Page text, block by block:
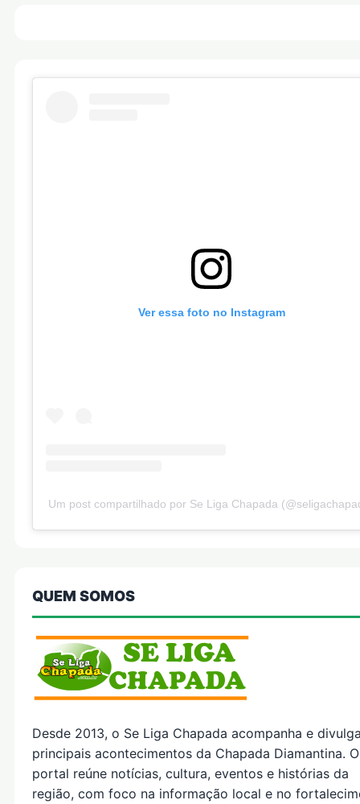
Ver essa foto no Instagram
Um post compartilhado por Se Liga Chapada
QUEM SOMOS
Desde 2013, o Se Liga Chapada acompanha e
principais acontecimentos da Chapada Diamantina. O
portal reúne notícias, cultura, eventos e histórias da
região, com foco na informação local e no